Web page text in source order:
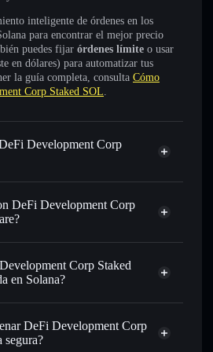
inteligente de órdenes en los
para encontrar el mejor precio
puedes fijar órdenes límite o usar
en dólares) para automatizar tus
la guía completa, consulta Cómo
Corp Staked SOL.
Development Corp
Staked SOL
token
DeFi Development Corp
Corp Staked SOL
cartera de
: operar con DFDVSOL para
inteligente para el mejor precio
límite: automatizar las operaciones en
Corp Staked
en Solana?
agregador de
Staked SOL
DeFi Development Corp
segura?